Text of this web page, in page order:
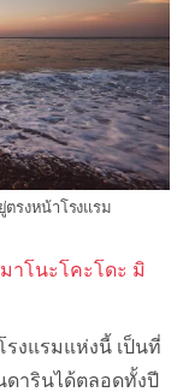
รงหน้าโรงแรม
าโนะโคะโดะ มิ
รงแรมแห่งนี้ เป็นที่
ารินได้ตลอดทั้งปี